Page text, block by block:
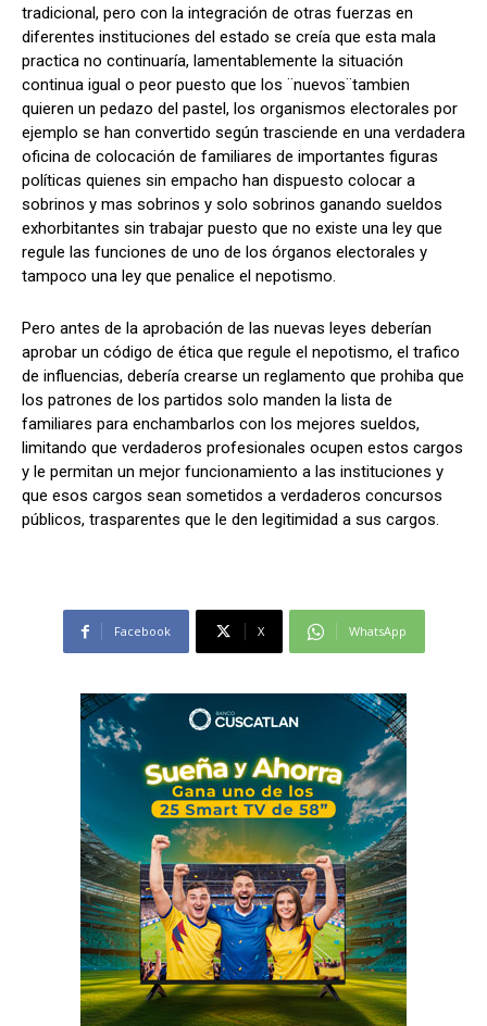
Comparta
Facebook X WhatsApp
Síganos
Comparta
Facebook X WhatsApp
Síganos
tradicional, pero con la integración de otras fuerzas en
diferentes instituciones del estado se creía que esta mala
practica no continuaría, lamentablemente la situación
continua igual o peor puesto que los ¨nuevos¨tambien
quieren un pedazo del pastel, los organismos electorales por
ejemplo se han convertido según trasciende en una verdadera
oficina de colocación de familiares de importantes figuras
políticas quienes sin empacho han dispuesto colocar a
sobrinos y mas sobrinos y solo sobrinos ganando sueldos
exhorbitantes sin trabajar puesto que no existe una ley que
regule las funciones de uno de los órganos electorales y
tampoco una ley que penalice el nepotismo.
Pero antes de la aprobación de las nuevas leyes deberían
aprobar un código de ética que regule el nepotismo, el trafico
de influencias, debería crearse un reglamento que prohiba que
los patrones de los partidos solo manden la lista de
familiares para enchambarlos con los mejores sueldos,
limitando que verdaderos profesionales ocupen estos cargos
y le permitan un mejor funcionamiento a las instituciones y
que esos cargos sean sometidos a verdaderos concursos
públicos, trasparentes que le den legitimidad a sus cargos.
Facebook X WhatsApp